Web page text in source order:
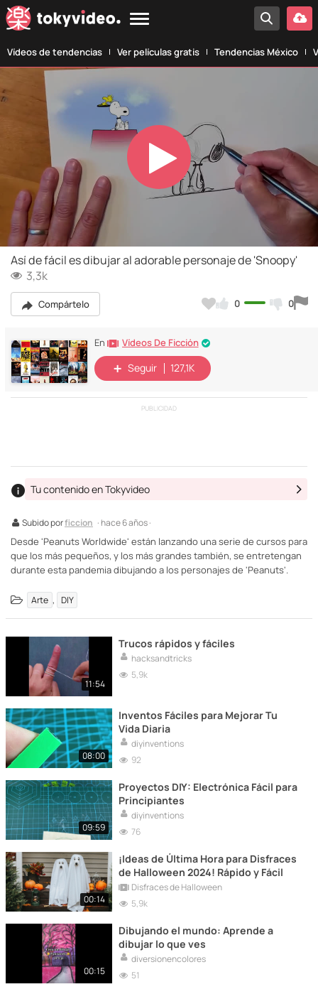
Vídeos de tendencias Ver películas gratis Tendencias México
Play
Video
Así de fácil es dibujar al adorable personaje de 'Snoopy'
3,3k
Compártelo 0 0
En Vídeos De Ficción
Seguir 127,1K
PUBLICIDAD
Subido porficcion · hace 6 años ·
Tu contenido en Tokyvideo
Desde 'Peanuts Worldwide' están lanzando una serie de cursos para
que los más pequeños, y los más grandes también, se entretengan
durante esta pandemia dibujando a los personajes de 'Peanuts'.
Arte , DIY
11:54
Trucos rápidos y fáciles
hacksandtricks
5,9k
08:00
Inventos Fáciles para Mejorar Tu
Vida Diaria
diyinventions
92
09:59
Proyectos DIY: Electrónica Fácil para
Principiantes
diyinventions
76
00:14
¡Ideas de Última Hora para Disfraces
de Halloween 2024! Rápido y Fácil
Disfraces de Halloween
5,9k
00:15
Dibujando el mundo: Aprende a
dibujar lo que ves
diversionencolores
51